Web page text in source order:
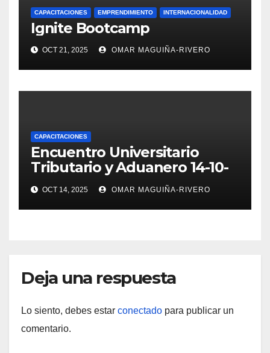
CAPACITACIONES EMPRENDIMIENTO INTERNACIONALIDAD
Ignite Bootcamp
OCT 21, 2025 OMAR MAGUIÑA-RIVERO
CAPACITACIONES
Encuentro Universitario
Tributario y Aduanero 14-10-
25OCT 14, 2025 OMAR MAGUIÑA-RIVERO
Deja una respuesta
Lo siento, debes estar conectado para publicar un
comentario.